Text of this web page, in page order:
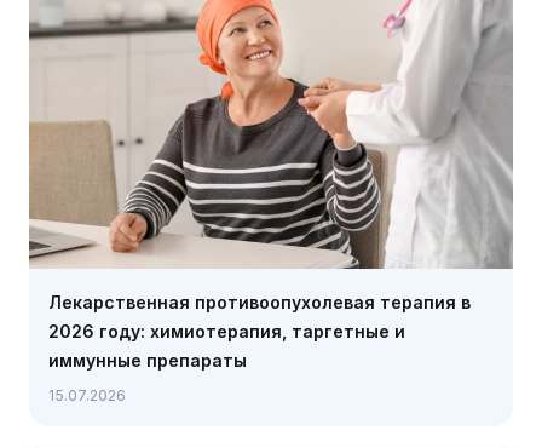
Лекарственная противоопухолевая терапия в
2026 году: химиотерапия, таргетные и
иммунные препараты
15.07.2026